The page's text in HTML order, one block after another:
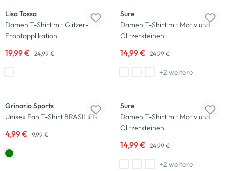
Lisa Tossa
Damen T-Shirt mit Glitzer-
Frontapplikation
19,99 € 24,99 €
Sure
Damen T-Shirt mit Motiv und
Glitzersteinen
14,99 € 24,99 €
+2 weitere
Grinario Sports
Unisex Fan T-Shirt BRASILIEN
4,99 € 9,99 €
Sure
Damen T-Shirt mit Motiv und
Glitzersteinen
14,99 € 24,99 €
+2 weitere